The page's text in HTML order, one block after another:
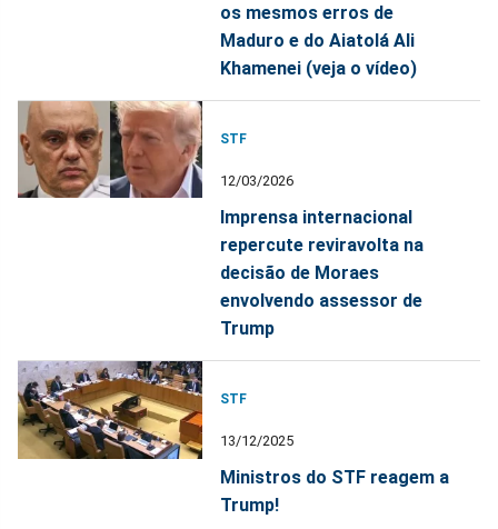
os mesmos erros de
Maduro e do Aiatolá Ali
Khamenei (veja o vídeo)
STF
12/03/2026
Imprensa internacional
repercute reviravolta na
decisão de Moraes
envolvendo assessor de
Trump
STF
13/12/2025
Ministros do STF reagem a
Trump!